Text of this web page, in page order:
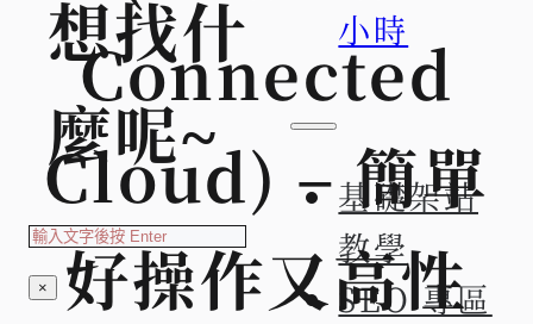
小時
基礎架站
教學
SEO 專區
想找什
麼呢~
搜
索
×
Connected
Cloud) – 簡單
好操作又高性